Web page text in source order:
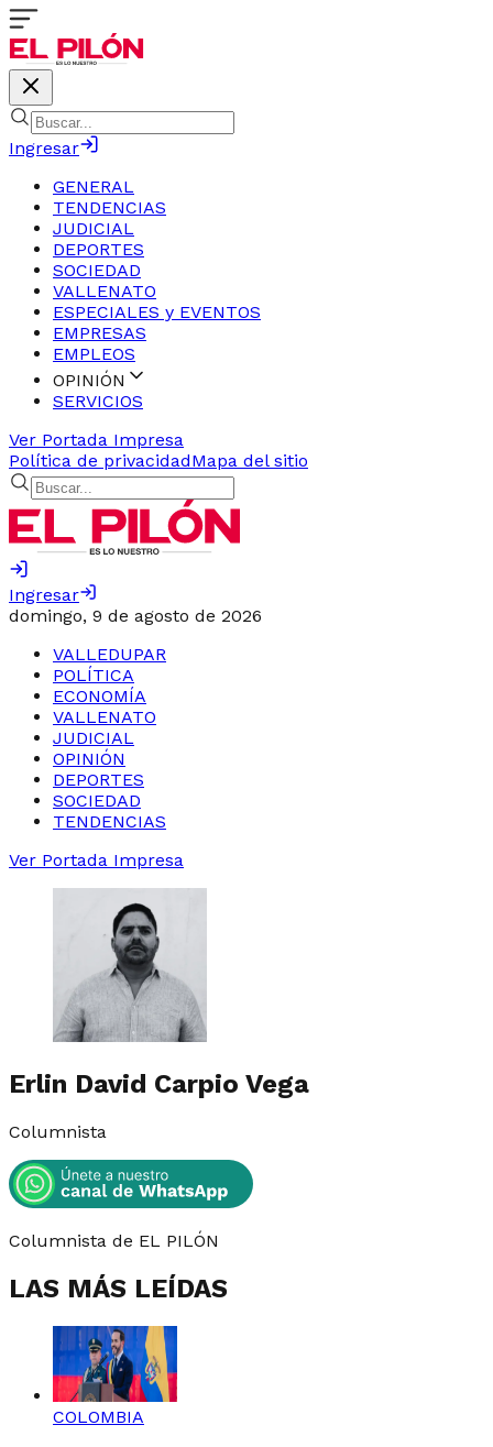
Ingresar
GENERAL
TENDENCIAS
JUDICIAL
DEPORTES
SOCIEDAD
VALLENATO
ESPECIALES y EVENTOS
EMPRESAS
EMPLEOS
OPINIÓN
SERVICIOS
Ver Portada Impresa
Política de privacidadMapa del sitio
Ingresar
domingo, 9 de agosto de 2026
VALLEDUPAR
POLÍTICA
ECONOMÍA
VALLENATO
JUDICIAL
OPINIÓN
DEPORTES
SOCIEDAD
TENDENCIAS
Ver Portada Impresa
Erlin David Carpio Vega
Columnista
Columnista de EL PILÓN
LAS MÁS LEÍDAS
COLOMBIA